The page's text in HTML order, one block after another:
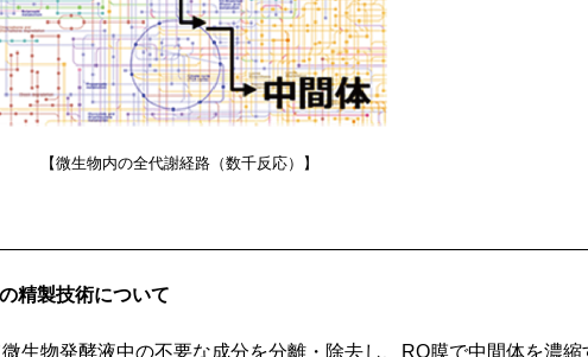
【微生物内の全代謝経路（数千反応）】
精製技術について
生物発酵液中の不要な成分を分離・除去し、RO膜で中間体を濃縮